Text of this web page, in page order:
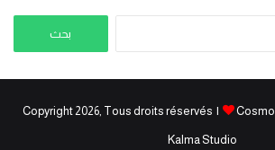
Kalma Studio